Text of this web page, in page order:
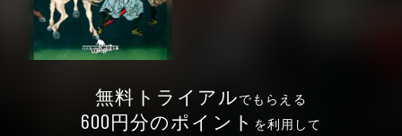
無料トライアルでもらえる
600円分のポイント を利用して